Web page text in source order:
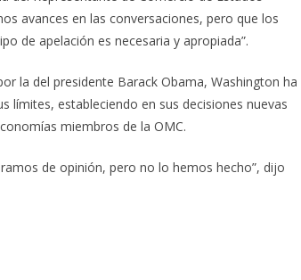
avances en las conversaciones, pero que los
de apelación es necesaria y apropiada”.
la del presidente Barack Obama, Washington ha
límites, estableciendo en sus decisiones nuevas
miembros de la OMC.
de opinión, pero no lo hemos hecho”, dijo